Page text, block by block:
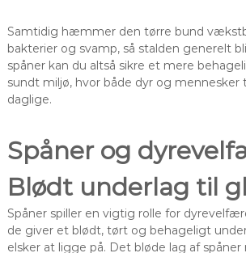
Samtidig hæmmer den tørre bund
bakterier og svamp, så stalden generelt
spåner kan du altså sikre et mere
sundt miljø, hvor både dyr og mennesker
daglige.
Spåner og
Blødt underlag til
Spåner spiller en vigtig rolle for
de giver et blødt, tørt og behageligt
elsker at ligge på. Det bløde lag af spåner